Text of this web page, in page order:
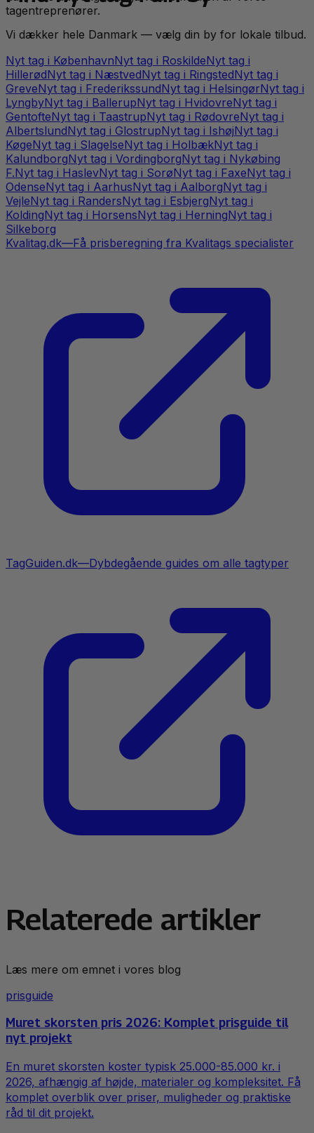
tagentreprenører.
Vi dækker hele Danmark — vælg din by for lokale tilbud.
Nyt tag i KøbenhavnNyt tag i RoskildeNyt tag i
HillerødNyt tag i NæstvedNyt tag i RingstedNyt tag i
GreveNyt tag i FrederikssundNyt tag i HelsingørNyt tag i
LyngbyNyt tag i BallerupNyt tag i HvidovreNyt tag i
GentofteNyt tag i TaastrupNyt tag i RødovreNyt tag i
AlbertslundNyt tag i GlostrupNyt tag i IshøjNyt tag i
KøgeNyt tag i SlagelseNyt tag i HolbækNyt tag i
KalundborgNyt tag i VordingborgNyt tag i Nykøbing
F.Nyt tag i HaslevNyt tag i SorøNyt tag i FaxeNyt tag i
OdenseNyt tag i AarhusNyt tag i AalborgNyt tag i
VejleNyt tag i RandersNyt tag i EsbjergNyt tag i
KoldingNyt tag i HorsensNyt tag i HerningNyt tag i
Silkeborg
Kvalitag.dk—Få prisberegning fra Kvalitags specialister
TagGuiden.dk—Dybdegående guides om alle tagtyper
Relaterede artikler
Læs mere om emnet i vores blog
prisguide
Muret skorsten pris 2026: Komplet prisguide til
nyt projekt
En muret skorsten koster typisk 25.000-85.000 kr. i
2026, afhængig af højde, materialer og kompleksitet. Få
komplet overblik over priser, muligheder og praktiske
råd til dit projekt.